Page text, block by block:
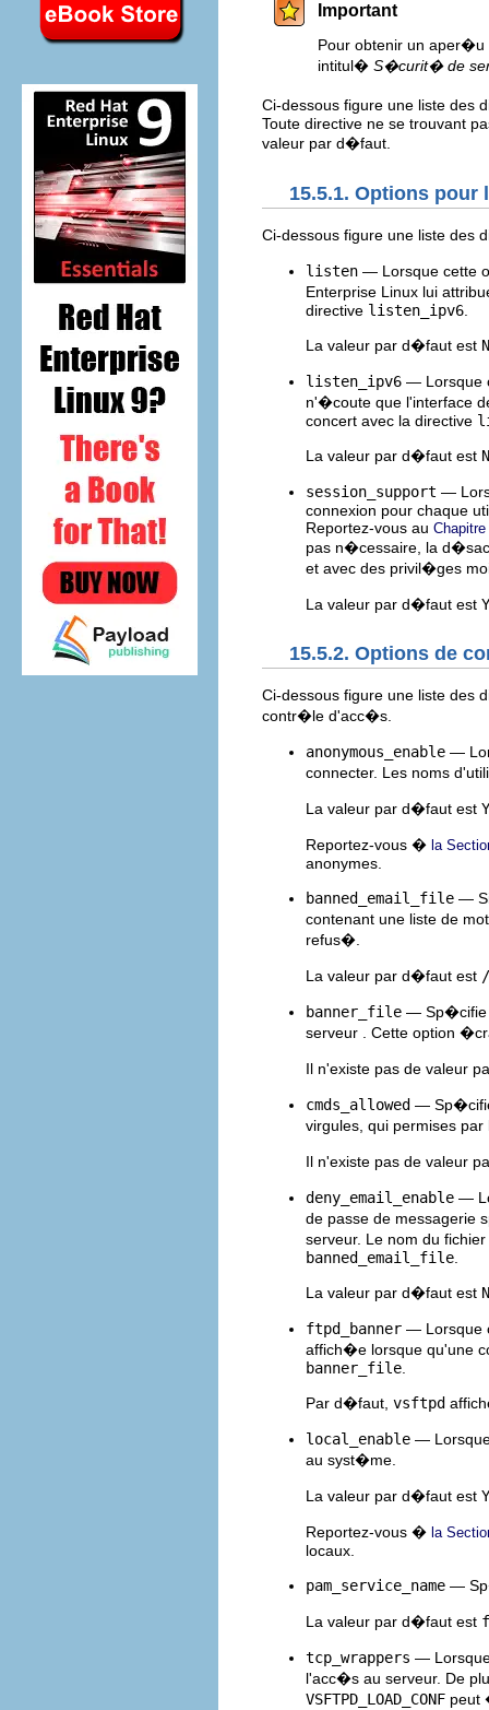
Important
Pour obtenir un
intitul� S�curit� de
Ci-dessous figure une liste des
Toute directive ne se trouvant
valeur par d�faut.
15.5.1. Options
Ci-dessous figure une liste
listen — Lorsque cette
Enterprise Linux lui
directive listen_ipv6
La valeur par d�faut est
listen_ipv6 — Lorsque
n'�coute que l'interface
concert avec la directive
La valeur par d�faut est
session_support —
connexion pour chaque
Reportez-vous au Chapitre
pas n�cessaire, la
et avec des privil�ges
La valeur par d�faut est
15.5.2. Options de
Ci-dessous figure une liste des
contr�le d'acc�s.
anonymous_enable —
connecter. Les noms
La valeur par d�faut est
Reportez-vous � la
anonymes.
banned_email_file —
contenant une liste de
refus�.
La valeur par d�faut est
banner_file — Sp�cifie
serveur . Cette option
Il n'existe pas de valeur
cmds_allowed —
virgules, qui permises
Il n'existe pas de valeur
deny_email_enable —
de passe de
serveur. Le nom du
banned_email_file
La valeur par d�faut est
ftpd_banner — Lorsque
affich�e lorsque qu'une
banner_file
Par d�faut, vsftpd
local_enable —
au syst�me.
La valeur par d�faut est
Reportez-vous � la
locaux.
pam_service_name —
La valeur par d�faut est
tcp_wrappers —
l'acc�s au serveur. De
VSFTPD_LOAD_CONF peut